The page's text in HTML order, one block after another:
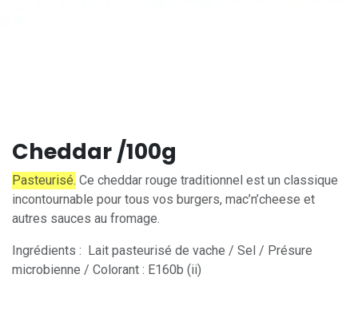
Cheddar /100g
Pasteurisé. Ce cheddar rouge traditionnel est un classique
incontournable pour tous vos burgers, mac’n’cheese et
autres sauces au fromage.
Ingrédients : Lait pasteurisé de vache / Sel / Présure
microbienne / Colorant : E160b (ii)